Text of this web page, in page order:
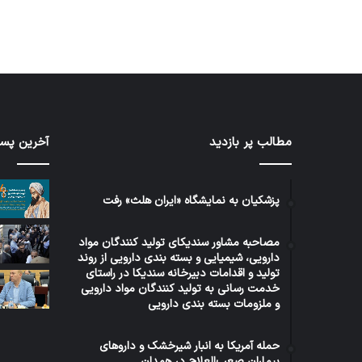
مطالب پر بازدید
پزشکیان به نمایشگاه «ایران هلث» رفت
مصاحبه مشاور سندیکای تولید کنندگان مواد
دارویی، شیمیایی و بسته بندی دارویی از روند
تولید و اقدامات دبیرخانه سندیکا در راستای
خدمت رسانی به تولید کنندگان مواد دارویی
و ملزومات بسته بندی دارویی
حمله آمریکا به انبار شیرخشک و داروهای
آخرین
برنامه
دولت
عراق
حوزه
سلامت
1 هفته پیش
برنامه ۵ ساله دولت عراق در حوزه
سلامت
دکتر
مدیر
سابق
روابط
وزارت
5 روز پیش